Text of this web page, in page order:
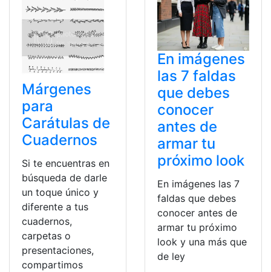
Márgenes
para
Carátulas de
Cuadernos
Si te encuentras en
búsqueda de darle
un toque único y
diferente a tus
cuadernos,
carpetas o
presentaciones,
compartimos
En imágenes
las 7 faldas
que debes
conocer
antes de
armar tu
próximo look
En imágenes las 7
faldas que debes
conocer antes de
armar tu próximo
look y una más que
de ley